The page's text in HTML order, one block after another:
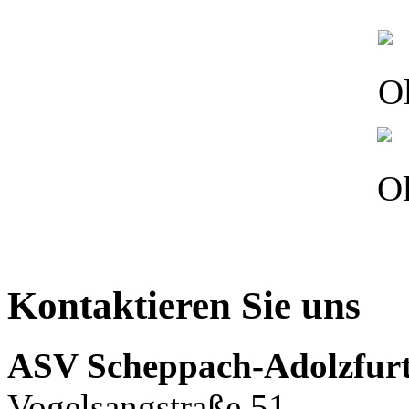
Kontaktieren Sie uns
ASV Scheppach-